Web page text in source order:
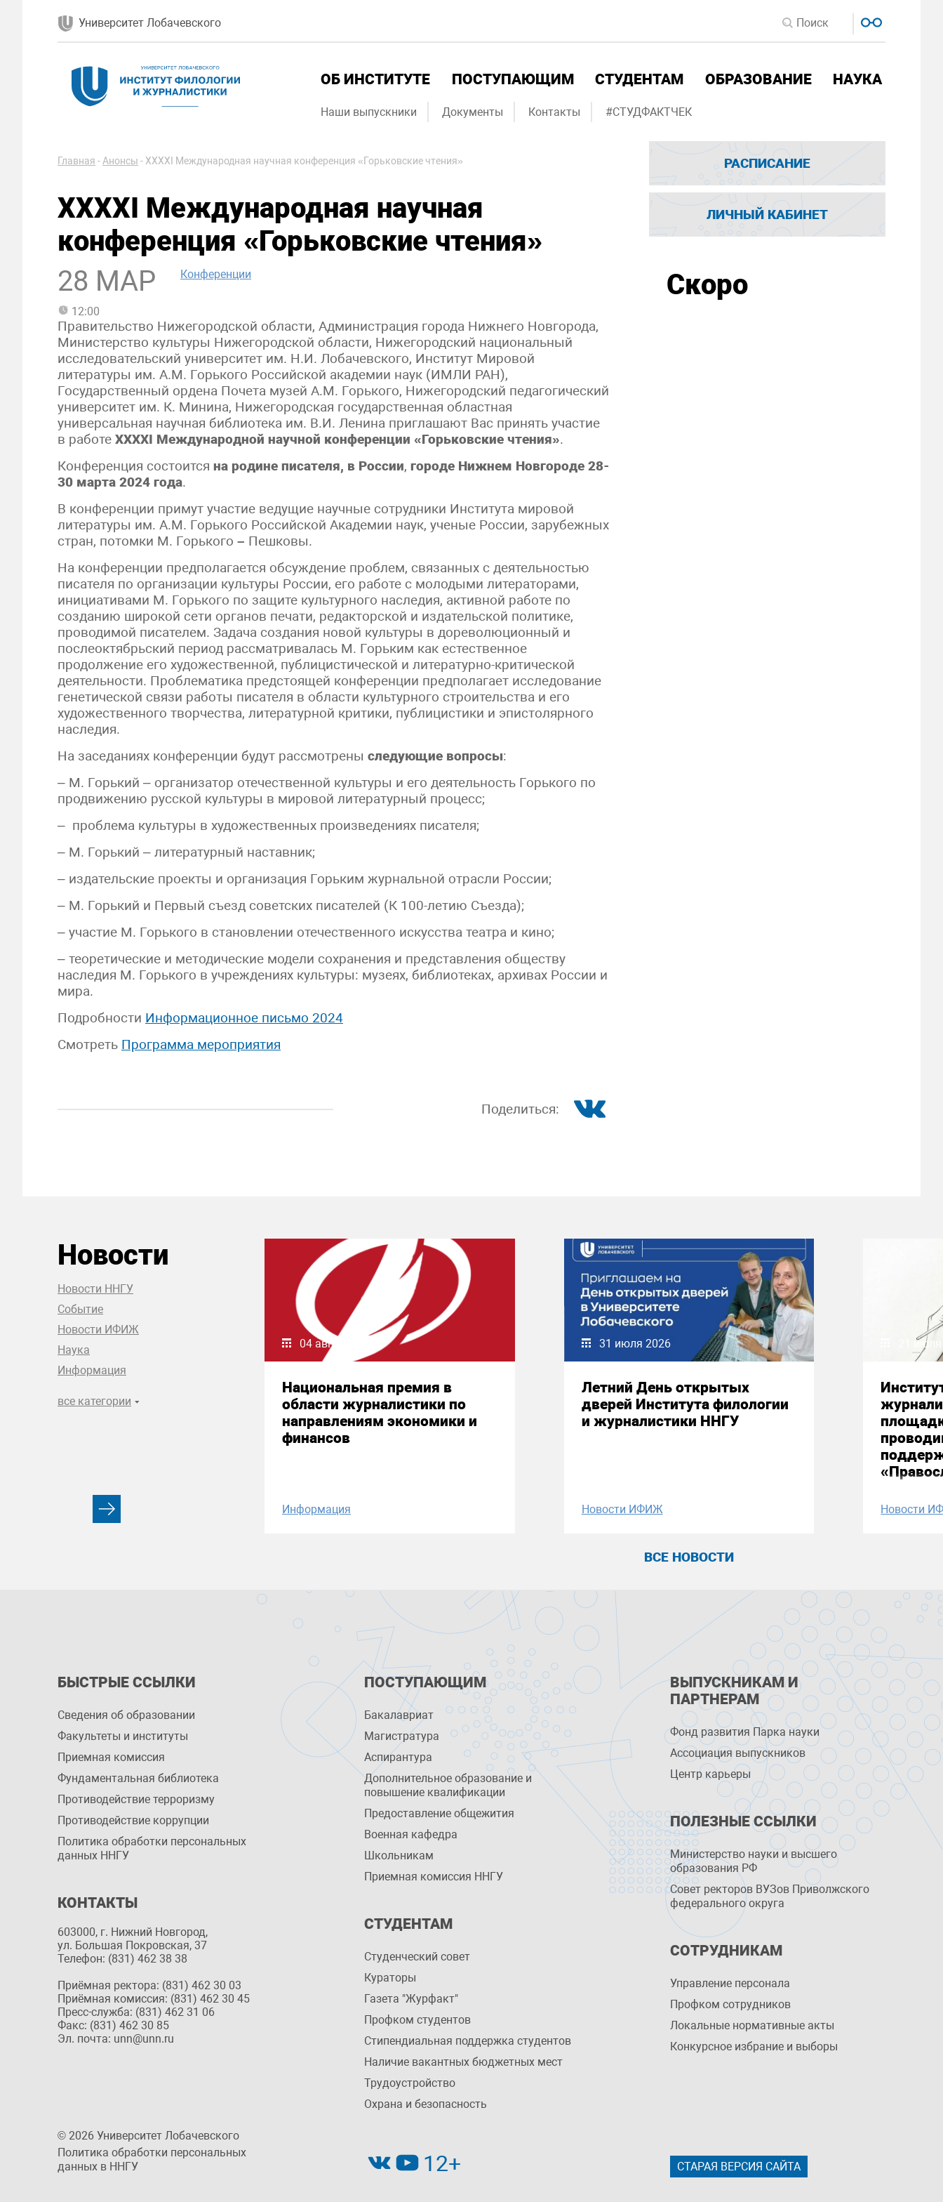
Университет Лобачевского
ОБ ИНСТИТУТЕ ПОСТУПАЮЩИМ СТУДЕНТАМ ОБРАЗОВАНИЕ НАУКА
Наши выпускники Документы Контакты #СТУДФАКТЧЕК
Главная -Анонсы - XXXXI Международная научная конференция «Горьковские чтения»
XXXXI Международная научная
конференция «Горьковские чтения»
28 МАР
12:00
Конференции
Правительство Нижегородской области, Администрация города Нижнего Новгорода,
Министерство культуры Нижегородской области, Нижегородский национальный
исследовательский университет им. Н.И. Лобачевского, Институт Мировой
литературы им. А.М. Горького Российской академии наук (ИМЛИ РАН),
Государственный ордена Почета музей А.М. Горького, Нижегородский педагогический
университет им. К. Минина, Нижегородская государственная областная
универсальная научная библиотека им. В.И. Ленина приглашают Вас принять участие
в работе XXXXI Международной научной конференции «Горьковские чтения».
Конференция состоится на родине писателя, в России, городе Нижнем Новгороде 28-
30 марта 2024 года.
В конференции примут участие ведущие научные сотрудники Института мировой
литературы им. А.М. Горького Российской Академии наук, ученые России, зарубежных
стран, потомки М. Горького – Пешковы.
На конференции предполагается обсуждение проблем, связанных с деятельностью
писателя по организации культуры России, его работе с молодыми литераторами,
инициативами М. Горького по защите культурного наследия, активной работе по
созданию широкой сети органов печати, редакторской и издательской политике,
проводимой писателем. Задача создания новой культуры в дореволюционный и
послеоктябрьский период рассматривалась М. Горьким как естественное
продолжение его художественной, публицистической и литературно-критической
деятельности. Проблематика предстоящей конференции предполагает исследование
генетической связи работы писателя в области культурного строительства и его
художественного творчества, литературной критики, публицистики и эпистолярного
наследия.
На заседаниях конференции будут рассмотрены следующие вопросы:
– М. Горький – организатор отечественной культуры и его деятельность Горького по
продвижению русской культуры в мировой литературный процесс;
– проблема культуры в художественных произведениях писателя;
– М. Горький – литературный наставник;
– издательские проекты и организация Горьким журнальной отрасли России;
– М. Горький и Первый съезд советских писателей (К 100-летию Съезда);
– участие М. Горького в становлении отечественного искусства театра и кино;
– теоретические и методические модели сохранения и представления обществу
наследия М. Горького в учреждениях культуры: музеях, библиотеках, архивах России и
мира.
Подробности Информационное письмо 2024
Смотреть Программа мероприятия
Поделиться:
РАСПИСАНИЕ
ЛИЧНЫЙ КАБИНЕТ
Скоро
Новости
Новости ННГУ
Событие
Новости ИФИЖ
Наука
Информация
все категории
04 августа 2026
Национальная премия в
области журналистики по
направлениям экономики и
финансов
Информация
31 июля 2026
Летний День открытых
дверей Института филологии
и журналистики ННГУ
Новости ИФИЖ
21
Новости
ВСЕ НОВОСТИ
БЫСТРЫЕ ССЫЛКИ
Сведения об образовании
Факультеты и институты
Приемная комиссия
Фундаментальная библиотека
Противодействие терроризму
Противодействие коррупции
Политика обработки персональных
данных ННГУ
КОНТАКТЫ
603000, г. Нижний Новгород,
ул. Большая Покровская, 37
Телефон: (831) 462 38 38
Приёмная ректора: (831) 462 30 03
Приёмная комиссия: (831) 462 30 45
Пресс-служба: (831) 462 31 06
Факс: (831) 462 30 85
Эл. почта: unn@unn.ru
ПОСТУПАЮЩИМ
Бакалавриат
Магистратура
Аспирантура
Дополнительное образование и
повышение квалификации
Предоставление общежития
Военная кафедра
Школьникам
Приемная комиссия ННГУ
СТУДЕНТАМ
Студенческий совет
Кураторы
Газета "Журфакт"
Профком студентов
Стипендиальная поддержка студентов
Наличие вакантных бюджетных мест
Трудоустройство
Охрана и безопасность
ВЫПУСКНИКАМ И
ПАРТНЕРАМ
Фонд развития Парка науки
Ассоциация выпускников
Центр карьеры
ПОЛЕЗНЫЕ ССЫЛКИ
Министерство науки и высшего
образования РФ
Совет ректоров ВУЗов Приволжского
федерального округа
СОТРУДНИКАМ
Управление персоналa
Профком сотрудников
Локальные нормативные акты
Конкурсное избрание и выборы
© 2026 Университет Лобачевского
Политика обработки персональных
данных в ННГУ
12+ СТАРАЯ ВЕРСИЯ САЙТА